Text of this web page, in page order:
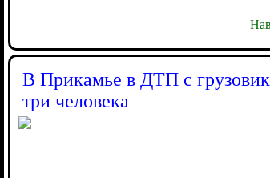
В Прикамье в ДТП с
три человека